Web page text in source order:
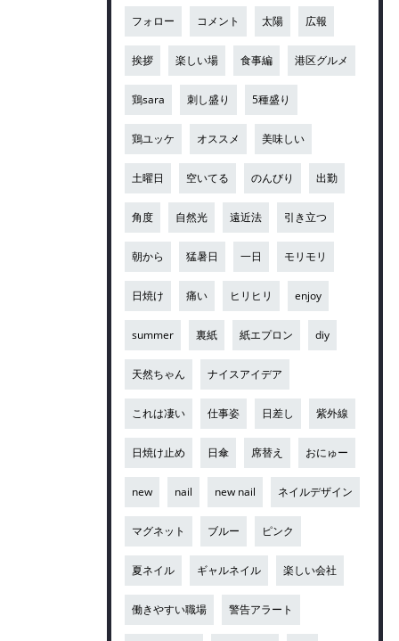
フォロー コメント 太陽 広報
挨拶 楽しい場 食事編 港区グルメ
鶏sara 刺し盛り 5種盛り
鶏ユッケ オススメ 美味しい
土曜日 空いてる のんびり 出勤
角度 自然光 遠近法 引き立つ
朝から 猛暑日 一日 モリモリ
日焼け 痛い ヒリヒリ enjoy
summer 裏紙 紙エプロン diy
天然ちゃん ナイスアイデア
これは凄い 仕事姿 日差し 紫外線
日焼け止め 日傘 席替え おにゅー
new nail new nail ネイルデザイン
マグネット ブルー ピンク
夏ネイル ギャルネイル 楽しい会社
働きやすい職場 警告アラート